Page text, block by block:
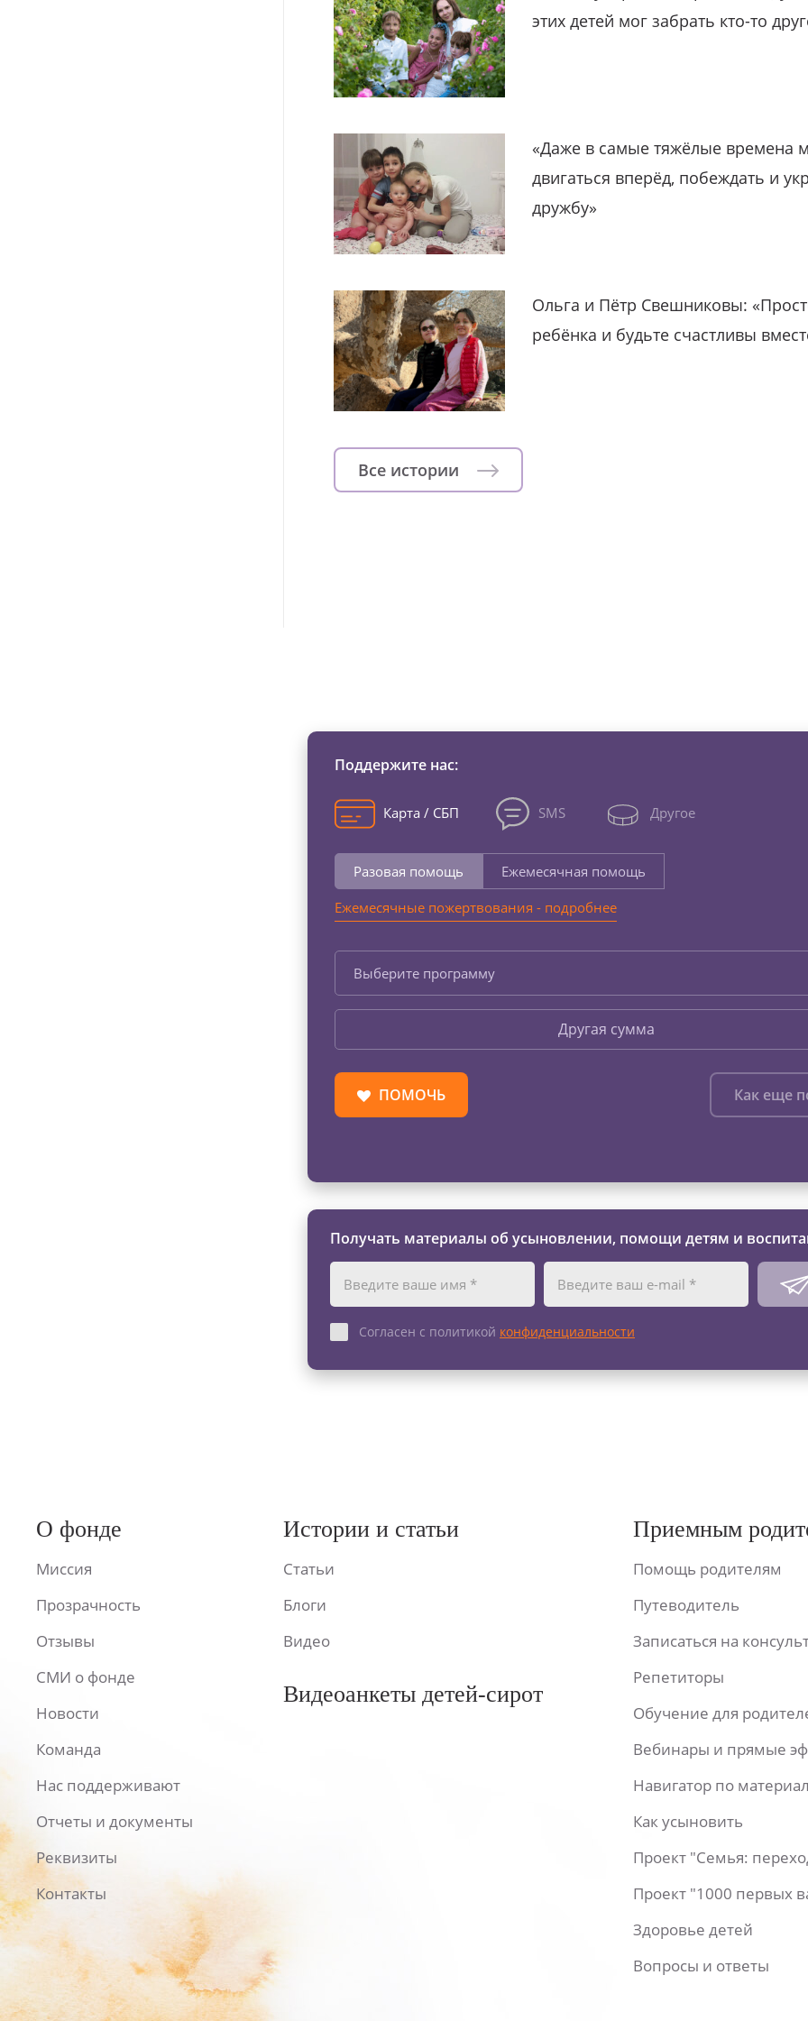
этих детей мог забрать кто-то
«Даже в самые тяжёлые времена
двигаться вперёд, побеждать и
дружбу»
Ольга и Пётр Свешниковы:
ребёнка и будьте счастливы
Все истории
Поддержите нас:
Карта / СБП SMS Другое
Разовая помощь
Ежемесячная помощь
Ежемесячные пожертвования - подробнее
Выберите программу
Другая сумма
ПОМОЧЬ Как еще
Получать материалы об усыновлении, помощи детям и
Согласен с политикой конфиденциальности
О фонде
Миссия
Прозрачность
Отзывы
СМИ о фонде
Новости
Команда
Нас поддерживают
Отчеты и документы
Реквизиты
Контакты
Истории и статьи
Статьи
Блоги
Видео
Видеоанкеты детей-сирот
Приемным
Помощь родителям
Путеводитель
Записаться на
Репетиторы
Обучение для
Вебинары и прямые
Навигатор по
Как усыновить
Проект "Семья:
Проект "1000 первых
Здоровье детей
Вопросы и ответы